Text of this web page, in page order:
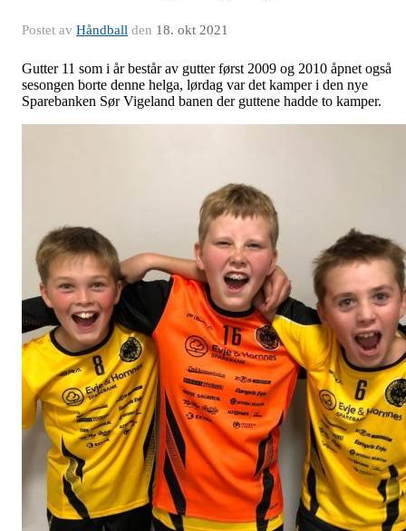
Postet av Håndball den 18. okt 2021
Gutter 11 som i år består av gutter først 2009 og 2010 åpnet også
sesongen borte denne helga, lørdag var det kamper i den nye
Sparebanken Sør Vigeland banen der guttene hadde to kamper.